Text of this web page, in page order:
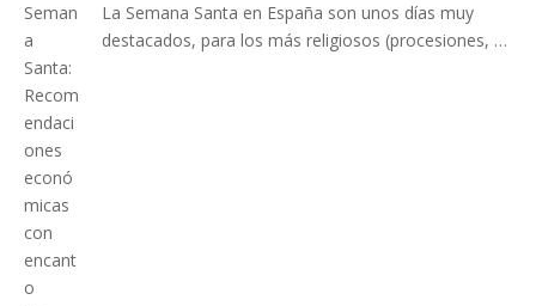
La Semana Santa en España son unos días muy
destacados, para los más religiosos (procesiones, …